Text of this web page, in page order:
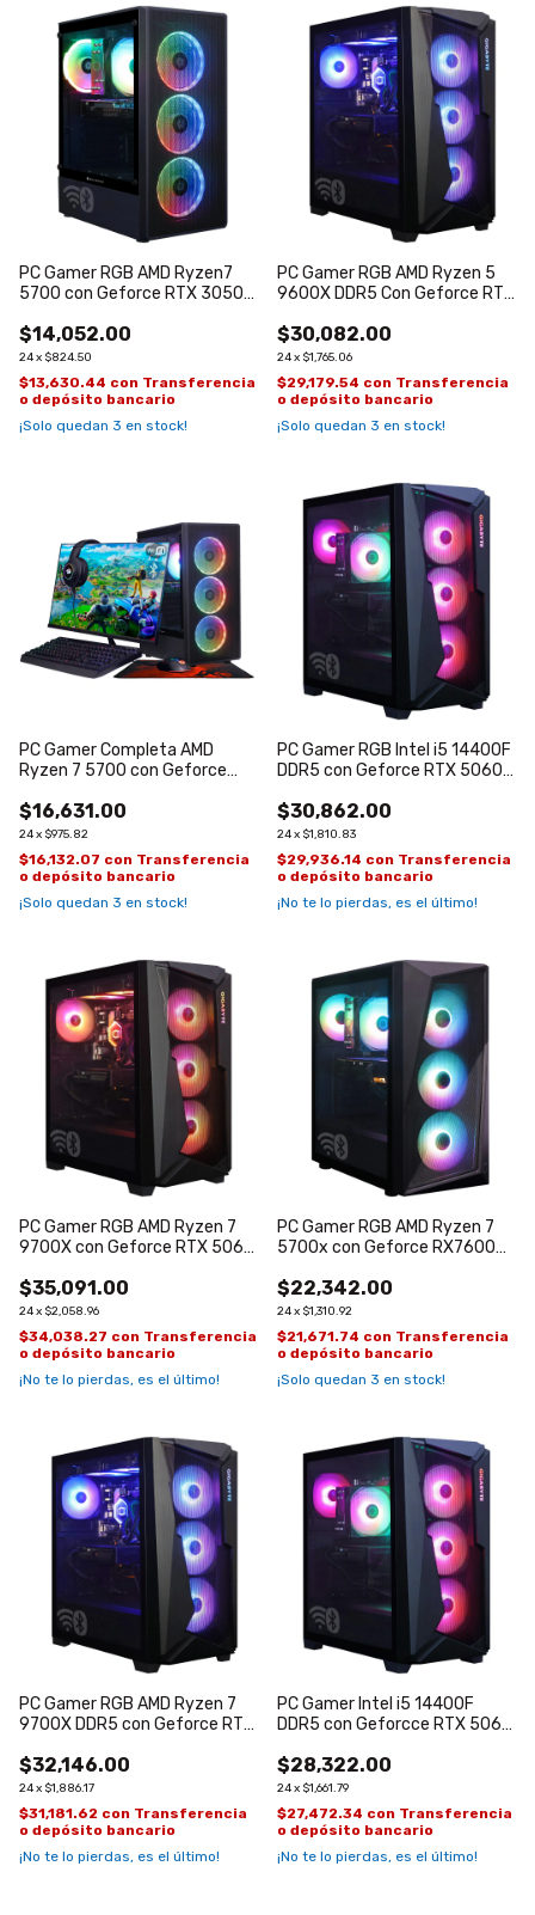
PC Gamer RGB AMD Ryzen7
5700 con Geforce RTX 3050
$14,052.00
24x $824.50
$13,630.44 con Transferencia
o depósito bancario
¡Solo quedan 3 en stock!
PC Gamer RGB AMD Ryzen 5
9600X DDR5 Con Geforce RTX
$30,082.00
24x $1,765.06
$29,179.54 con Transferencia
o depósito bancario
¡Solo quedan 3 en stock!
PC Gamer Completa AMD
Ryzen 7 5700 con Geforce
$16,631.00
24x $975.82
$16,132.07 con Transferencia
o depósito bancario
¡Solo quedan 3 en stock!
PC Gamer RGB Intel i5 14400F
DDR5 con Geforce RTX 5060
$30,862.00
24x $1,810.83
$29,936.14 con Transferencia
o depósito bancario
¡No te lo pierdas, es el último!
PC Gamer RGB AMD Ryzen 7
9700X con Geforce RTX 5060
$35,091.00
24x $2,058.96
$34,038.27 con Transferencia
o depósito bancario
¡No te lo pierdas, es el último!
PC Gamer RGB AMD Ryzen 7
5700x con Geforce RX7600
$22,342.00
24x $1,310.92
$21,671.74 con Transferencia
o depósito bancario
¡Solo quedan 3 en stock!
PC Gamer RGB AMD Ryzen 7
9700X DDR5 con Geforce RTX
$32,146.00
24x $1,886.17
$31,181.62 con Transferencia
o depósito bancario
¡No te lo pierdas, es el último!
PC Gamer Intel i5 14400F
DDR5 con Geforcce RTX 5060
$28,322.00
24x $1,661.79
$27,472.34 con Transferencia
o depósito bancario
¡No te lo pierdas, es el último!